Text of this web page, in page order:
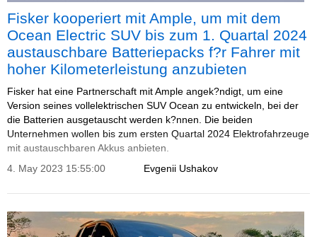
Fisker kooperiert mit Ample, um mit dem
Ocean Electric SUV bis zum 1. Quartal 2024
austauschbare Batteriepacks f?r Fahrer mit
hoher Kilometerleistung anzubieten
Fisker hat eine Partnerschaft mit Ample angek?ndigt, um eine
Version seines vollelektrischen SUV Ocean zu entwickeln, bei der
die Batterien ausgetauscht werden k?nnen. Die beiden
Unternehmen wollen bis zum ersten Quartal 2024 Elektrofahrzeuge
mit austauschbaren Akkus anbieten.
Evgenii Ushakov
4. May 2023 15:55:00